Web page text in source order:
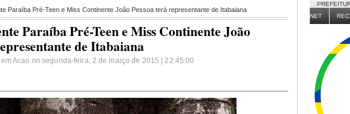
Paraíba Pré-Teen e Miss Continente João Pessoa terá representante de Itabaiana
Paraíba Pré-Teen e Miss Continente João
de Itabaiana
Acao on segunda-feira, 2 de março de 2015 | 22:45:00
NET